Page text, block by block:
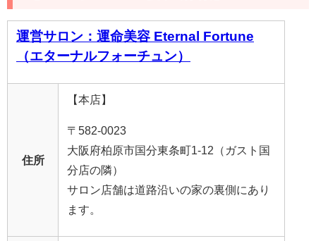
運営サロン：運命美容 Eternal Fortune
（エターナルフォーチュン）
住所
【本店】
〒582-0023
大阪府柏原市国分東条町1-12（ガスト国
分店の隣）
サロン店舗は道路沿いの家の裏側にあり
ます。